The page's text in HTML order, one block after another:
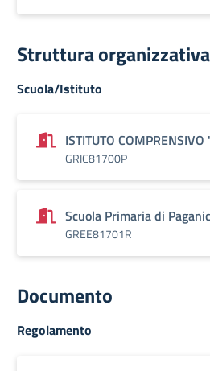
Struttura organizzativa
Scuola/Istituto
ISTITUTO
GRIC81700P
Scuola Primaria di
GREE81701R
Documento
Regolamento